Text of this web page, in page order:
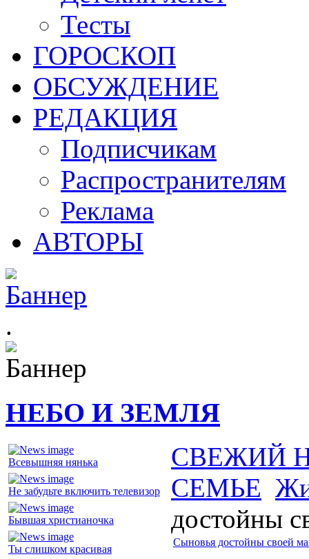
Тесты
ГОРОСКОП
ОБСУЖДЕНИЕ
РЕДАКЦИЯ
Подписчикам
Распространителям
Реклама
АВТОРЫ
.
НЕБО И ЗЕМЛЯ
Всевышняя нянька
Не забудьте включить телевизор
Бывшая христианочка
Ты слишком красивая
СВЕЖИЙ
СЕМЬЕ
достойны
Сыновья достойны своей